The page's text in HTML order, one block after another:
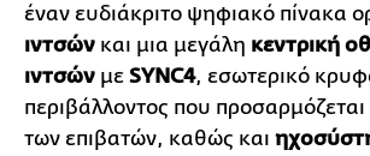
έναν ευδιάκριτο ψηφιακό πίνακα
ιντσών και μια μεγάλη κεντρική
ιντσών με SYNC4, εσωτερικό
περιβάλλοντος που
των επιβατών, καθώς και